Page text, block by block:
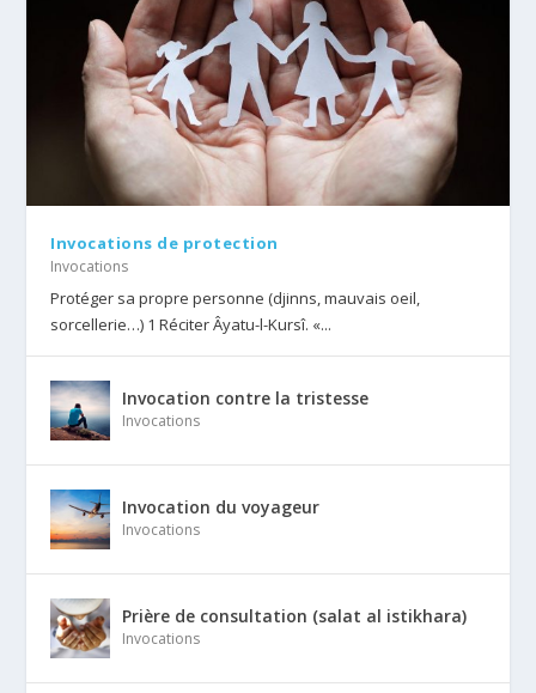
Invocations de protection
Invocations
Protéger sa propre personne (djinns, mauvais oeil,
sorcellerie…) 1 Réciter Âyatu-l-Kursî. «...
Invocation contre la tristesse
Invocations
Invocation du voyageur
Invocations
Prière de consultation (salat al istikhara)
Invocations